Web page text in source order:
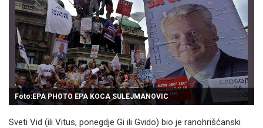
Foto:EPA PHOTO EPA KOCA SULEJMANOVIC
Sveti Vid (ili Vitus, ponegdje Gi ili Gvido) bio je ranohrišćanski